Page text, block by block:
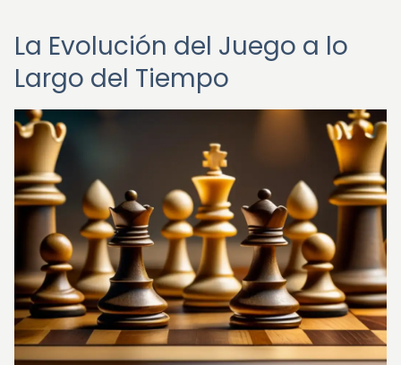
La Evolución del Juego a lo
Largo del Tiempo